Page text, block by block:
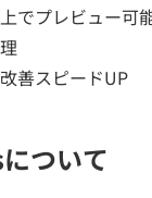
でプレビュー可
善スピードUP
ついて